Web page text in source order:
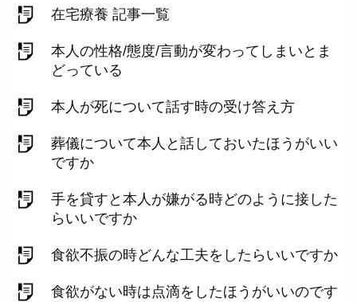
在宅療養 記事一覧
本人の性格/態度/言動が変わってしまいとま
どっている
本人が死について話す時の受け答え方
葬儀について本人と話しておいたほうがいい
ですか
手を貸すと本人が嫌がる時どのように接した
らいいですか
食欲不振の時どんな工夫をしたらいいですか
食欲がない時は点滴をしたほうがいいのです